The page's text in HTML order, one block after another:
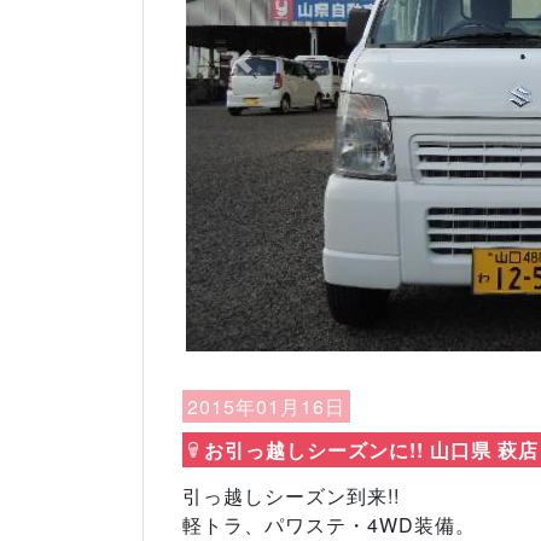
Previous
2015年01月16日
お引っ越しシーズンに!! 山口県 萩店
引っ越しシーズン到来!!
軽トラ、パワステ・4WD装備。